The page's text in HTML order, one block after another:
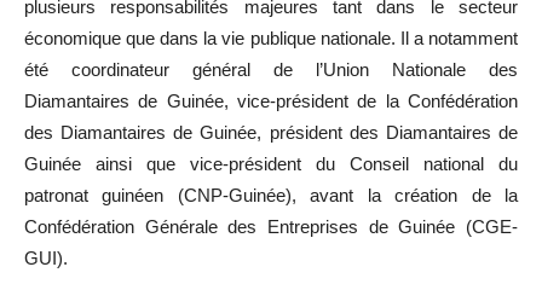
plusieurs responsabilités majeures tant dans le secteur
économique que dans la vie publique nationale. Il a notamment
été coordinateur général de l’Union Nationale des
Diamantaires de Guinée, vice-président de la Confédération
des Diamantaires de Guinée, président des Diamantaires de
Guinée ainsi que vice-président du Conseil national du
patronat guinéen (CNP-Guinée), avant la création de la
Confédération Générale des Entreprises de Guinée (CGE-
GUI).